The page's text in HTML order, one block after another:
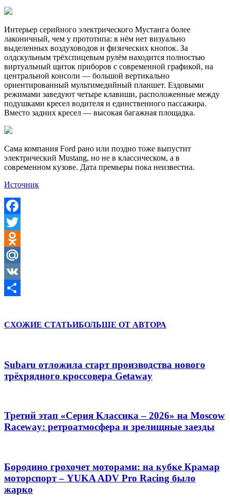
Интерьер серийного электрического Мустанга более
лаконичный, чем у прототипа: в нём нет визуально
выделенных воздуховодов и физических кнопок. За
олдскульным трёхспицевым рулём находится полностью
виртуальный щиток приборов с современной графикой, на
центральной консоли — большой вертикально
ориентированный мультимедийный планшет. Ездовыми
режимами заведуют четыре клавиши, расположенные между
подушками кресел водителя и единственного пассажира.
Вместо задних кресел — высокая багажная площадка.
Сама компания Ford рано или поздно тоже выпустит
электрический Mustang, но не в классическом, а в
современном кузове. Дата премьеры пока неизвестна.
Источник
Facebook
Twitter
Odnoklassniki
Mail.Ru
VK
СХОЖИЕ СТАТЬИБОЛЬШЕ ОТ АВТОРА
Subaru отложила старт производства нового
трёхрядного кроссовера Getaway
Третий этап «Серия Классика – 2026» на Moscow
Raceway: ретроатмосфера и зрелищные заезды
Бородино грохочет моторами: на кубке Крамар
моторспорт – YUKA ADV Pro Racing было
жарко